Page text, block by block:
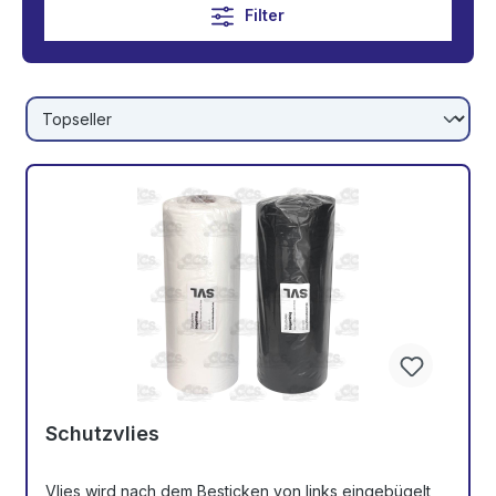
Filter
Schutzvlies
Vlies wird nach dem Besticken von links eingebügelt